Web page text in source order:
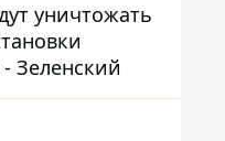
уничтожать
Зеленский